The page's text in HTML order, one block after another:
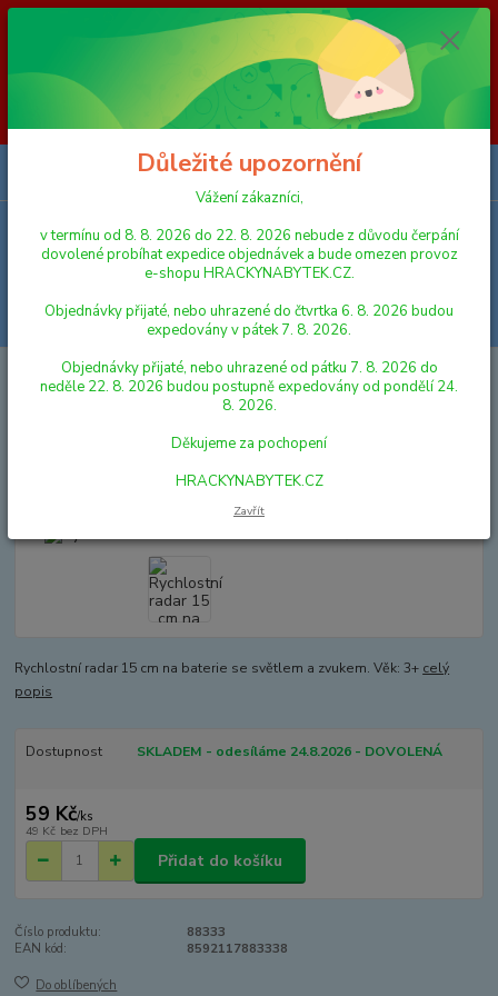
Vážení zákazníci, v termínu od 8. 8. 2026 do 23. 8. 2026 nebude z
důvodu čerpání dovolené probíhat expedice objednávek a bude omezen
provoz e-shopu HRACKYNABYTEK.CZ. Objednávky přijaté, nebo
uhrazené do čtvrtka 6. 8. 2026 budou expedovány v pátek 7. 8. 2026.
Objednávky přijaté, nebo uhrazené od pátku 7. 8. 2026 do neděle 23. 8.
2026 budou postupně expedovány od pondělí 24. 8. 2026. Děkujeme za
pochopení HRACKYNABYTEK.CZ
Menu
Hledat
AUTA, LODĚ, LETADLA
Rychlostní radar 15 cm na baterie se
světlem a zvukem
Rychlostní radar 15 cm na baterie
se světlem a zvukem
Rychlostní radar 15 cm na baterie se světlem a zvukem. Věk: 3+ celý
popis
Dostupnost SKLADEM - odesíláme 24.8.2026 - DOVOLENÁ
59 Kč/ks
49 Kč bez DPH
Přidat do košíku
Číslo produktu:
88333
EAN kód:
8592117883338
Do oblíbených
Důležité upozornění
Vážení zákazníci,
v termínu od 8. 8. 2026 do 22. 8. 2026 nebude z důvodu čerpání
dovolené probíhat expedice objednávek a bude omezen provoz
e-shopu HRACKYNABYTEK.CZ.
Objednávky přijaté, nebo uhrazené do čtvrtka 6. 8. 2026 budou
expedovány v pátek 7. 8. 2026.
Objednávky přijaté, nebo uhrazené od pátku 7. 8. 2026 do
neděle 22. 8. 2026 budou postupně expedovány od pondělí 24.
8. 2026.
Děkujeme za pochopení
HRACKYNABYTEK.CZ
Zavřít